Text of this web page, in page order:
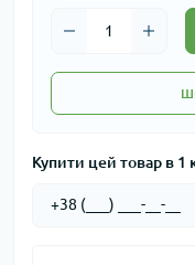
Купити цей товар в 1